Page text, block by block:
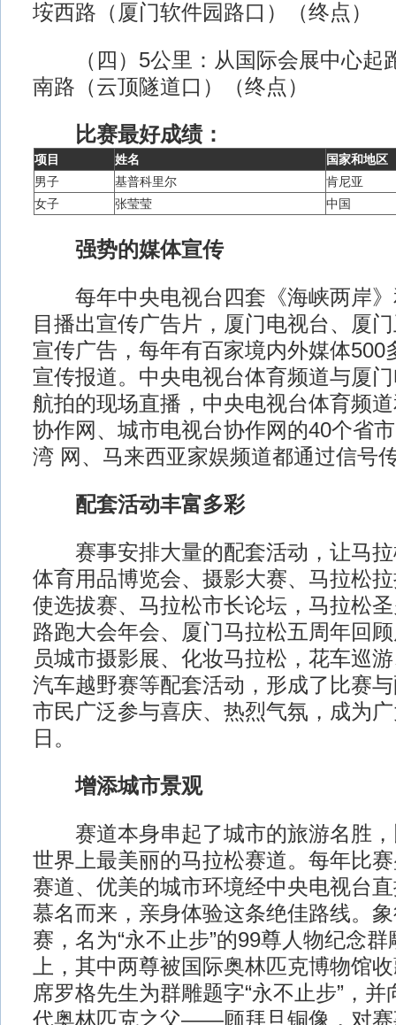
垵西路（厦门软件园路口）（终点）
（四）5公里：从国际会展中心起
南路（云顶隧道口）（终点）
比赛最好成绩：
项目 姓名
国家和地区
男子
基普科里尔
肯尼亚
女子
张莹莹 中国
强势的媒体宣传
每年中央电视台四套《海峡两岸》
目播出宣传广告片，厦门电视台、厦
宣传广告，每年有百家境内外媒体500
宣传报道。中央电视台体育频道与厦
航拍的现场直播，中央电视台体育频
协作网、城市电视台协作网的40个省
湾 网、马来西亚家娱频道都通过信号
配套活动丰富多彩
赛事安排大量的配套活动，让马拉
体育用品博览会、摄影大赛、马拉松
使选拔赛、马拉松市长论坛，马拉松
路跑大会年会、厦门马拉松五周年回
员城市摄影展、化妆马拉松，花车巡
汽车越野赛等配套活动，形成了比赛
市民广泛参与喜庆、热烈气氛，成为
日。
增添城市景观
赛道本身串起了城市的旅游名胜，
世界上最美丽的马拉松赛道。每年比
赛道、优美的城市环境经中央电视台
慕名而来，亲身体验这条绝佳路线。
赛，名为“永不止步”的99尊人物纪念
上，其中两尊被国际奥林匹克博物馆
席罗格先生为群雕题字“永不止步”，
代奥林匹克之父——顾拜旦铜像，对赛